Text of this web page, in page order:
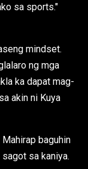
sa sports."
mindset.
ng mga
ka dapat mag-
akin ni Kuya
Mahirap baguhin
sa kaniya.